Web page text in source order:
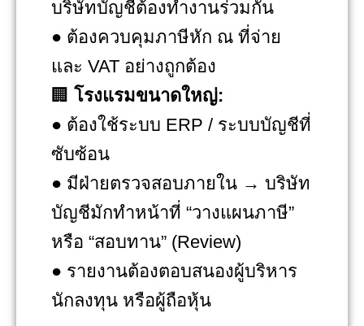
บริษัทบัญชีต้องทำงานร่วมกัน
● ต้องควบคุมภาษีหัก ณ ที่จ่าย
และ VAT อย่างถูกต้อง
🏢 โรงแรมขนาดใหญ่:
● ต้องใช้ระบบ ERP / ระบบบัญชีที่
ซับซ้อน
● มีฝ่ายตรวจสอบภายใน → บริษัท
บัญชีมักทำหน้าที่ “วางแผนภาษี”
หรือ “สอบทาน” (Review)
● รายงานต้องตอบสนองผู้บริหาร
นักลงทุน หรือผู้ถือหุ้น